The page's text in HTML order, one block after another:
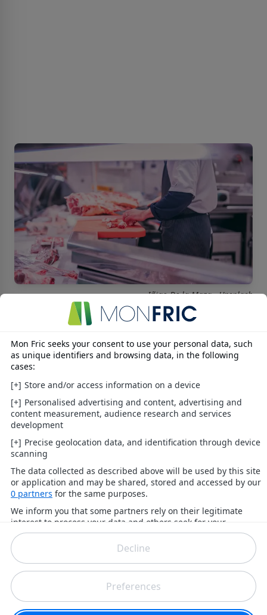
Iñigo De la Maza - Unsplash
Des baisses de prix peu probables à court
Si les consommateurs américains peuvent se
réjouir que les œufs soient maintenant plus
abordables, ils ne pourront pas espérer la
même chose pour le bœuf.
En entrevue avec CNN, Michael Swanson,
économiste agricole en chef chez Wells Fargo